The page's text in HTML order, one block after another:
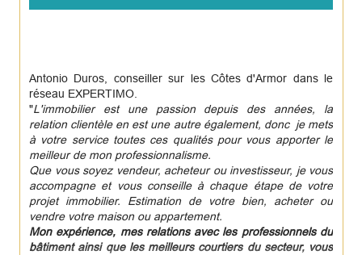
Antonio Duros, conseiller sur les Côtes d'Armor dans le
réseau EXPERTIMO.
"L'immobilier est une passion depuis des années, la
relation clientèle en est une autre également, donc je mets
à votre service toutes ces qualités pour vous apporter le
meilleur de mon professionnalisme.
Que vous soyez vendeur, acheteur ou investisseur, je vous
accompagne et vous conseille à chaque étape de votre
projet immobilier. Estimation de votre bien, acheter ou
vendre votre maison ou appartement.
Mon expérience, mes relations avec les professionnels du
bâtiment ainsi que les meilleurs courtiers du secteur, vous